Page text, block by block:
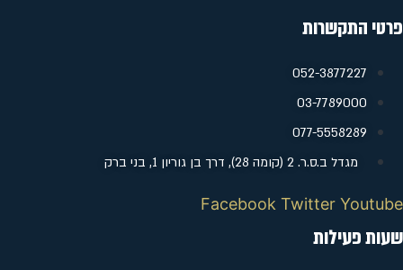
פרטי התקשרות
052-3877227
‭03-7789000
077-5558289
מגדל ב.ס.ר. 2 (קומה 28), דרך בן גוריון 1, בני ברק
Facebook Twitter Youtube
שעות פעילות